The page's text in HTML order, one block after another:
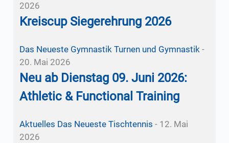
2026
Kreiscup Siegerehrung 2026
Das Neueste Gymnastik Turnen und Gymnastik-
20. Mai 2026
Neu ab Dienstag 09. Juni 2026:
Athletic & Functional Training
Aktuelles Das Neueste Tischtennis - 12. Mai
2026